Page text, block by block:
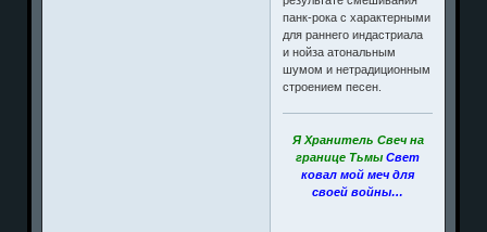
панк-рока с характерными
для раннего индастриала
и нойза атональным
шумом и нетрадиционным
строением песен.
Я Хранитель Свеч на
границе Тьмы Свет
ковал мой меч для
своей войны…